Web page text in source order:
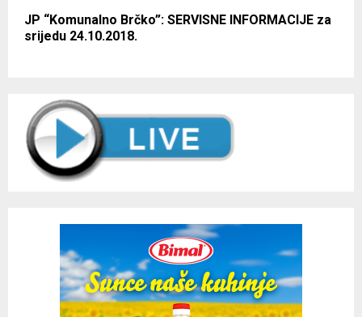
JP “Komunalno Brčko”: SERVISNE INFORMACIJE za
srijedu 24.10.2018.